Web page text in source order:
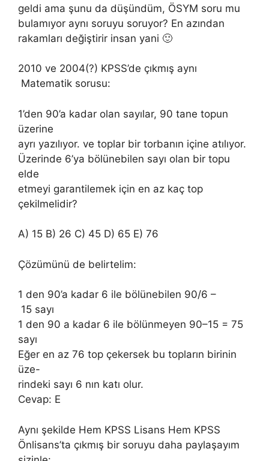
geldi ama şunu da düşündüm, ÖSYM soru mu
bulamıyor aynı soruyu soruyor? En azından
rakamları değiştirir insan yani 🙂
2010 ve 2004(?) KPSS’de çıkmış aynı
Matematik sorusu:
1’den 90’a kadar olan sayılar, 90 tane topun
üzerine
ayrı yazılıyor. ve toplar bir torbanın içine atılıyor.
Üzerinde 6’ya bölünebilen sayı olan bir topu
elde
etmeyi garantilemek için en az kaç top
çekilmelidir?
A) 15 B) 26 C) 45 D) 65 E) 76
Çözümünü de belirtelim:
1 den 90’a kadar 6 ile bölünebilen 90/6 –
15 sayı
1 den 90 a kadar 6 ile bölünmeyen 90–15 = 75
sayı
Eğer en az 76 top çekersek bu topların birinin
üze-
rindeki sayı 6 nın katı olur.
Cevap: E
Aynı şekilde Hem KPSS Lisans Hem KPSS
Önlisans’ta çıkmış bir soruyu daha paylaşayım